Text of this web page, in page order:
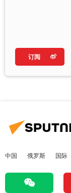
订阅
中国 俄罗斯 国际